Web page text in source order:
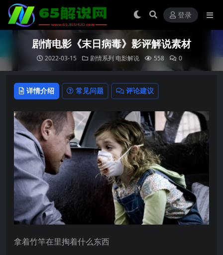
登录
剧情电影《末日病毒》影评解说素材
2022-03-15 剧情系列 电影解说 558 0
详情介绍 常见问题 评论建议
拿着竹竿在里掏着什么东西